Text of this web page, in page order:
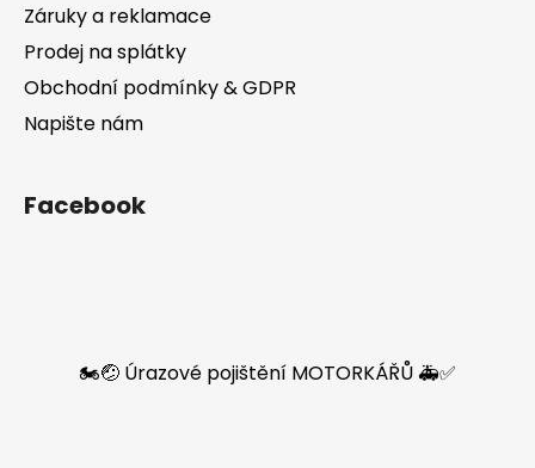
Záruky a reklamace
Prodej na splátky
Obchodní podmínky & GDPR
Napište nám
Facebook
🏍️🤕 Úrazové pojištění MOTORKÁŘŮ 🚑✅